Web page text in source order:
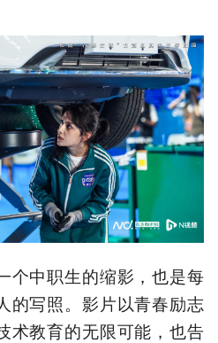
个中职生的缩影，也是每
的写照。影片以青春励志
术教育的无限可能，也告